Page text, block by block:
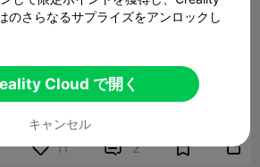
Stole Christmas Skull Xmas
book
3Dモデル
11  2 
のさらなるサプライズをアンロックし
Cloud で開く
キャンセル